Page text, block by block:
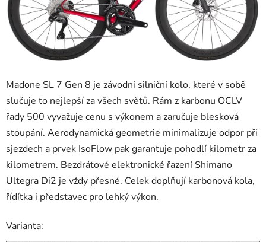
Madone SL 7 Gen 8 je závodní silniční kolo, které v sobě
slučuje to nejlepší za všech světů. Rám z karbonu OCLV
řady 500 vyvažuje cenu s výkonem a zaručuje blesková
stoupání. Aerodynamická geometrie minimalizuje odpor při
sjezdech a prvek IsoFlow pak garantuje pohodlí kilometr za
kilometrem. Bezdrátové elektronické řazení Shimano
Ultegra Di2 je vždy přesné. Celek doplňují karbonová kola,
řídítka i představec pro lehký výkon.
Varianta: